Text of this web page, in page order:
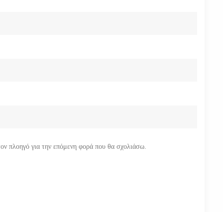
πλοηγό για την επόμενη φορά που θα σχολιάσω.